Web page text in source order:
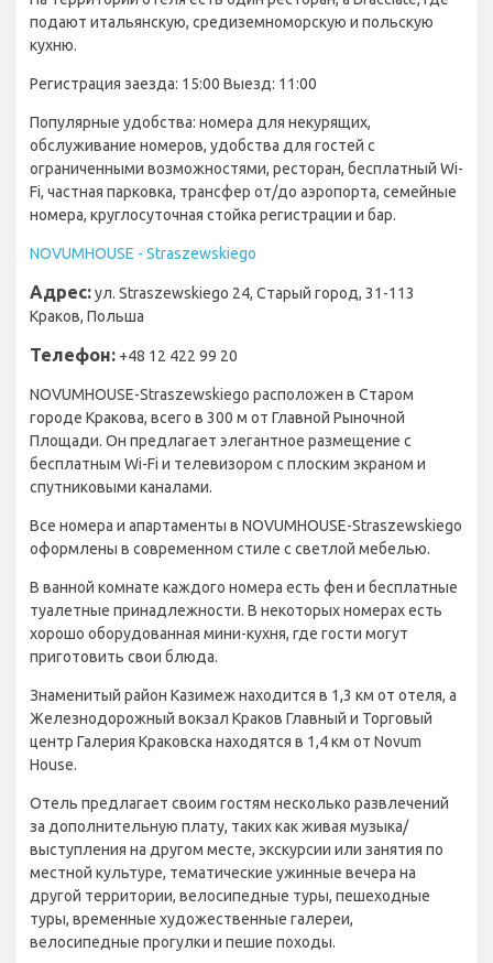
подают итальянскую, средиземноморскую и польскую
кухню.
Регистрация заезда: 15:00 Выезд: 11:00
Популярные удобства: номера для некурящих,
обслуживание номеров, удобства для гостей с
ограниченными возможностями, ресторан, бесплатный Wi-
Fi, частная парковка, трансфер от/до аэропорта, семейные
номера, круглосуточная стойка регистрации и бар.
NOVUMHOUSE - Straszewskiego
Адрес:ул. Straszewskiego 24, Старый город, 31-113
Краков, Польша
Телефон: +48 12 422 99 20
NOVUMHOUSE-Straszewskiego расположен в Старом
городе Кракова, всего в 300 м от Главной Рыночной
Площади. Он предлагает элегантное размещение с
бесплатным Wi-Fi и телевизором с плоским экраном и
спутниковыми каналами.
Все номера и апартаменты в NOVUMHOUSE-Straszewskiego
оформлены в современном стиле с светлой мебелью.
В ванной комнате каждого номера есть фен и бесплатные
туалетные принадлежности. В некоторых номерах есть
хорошо оборудованная мини-кухня, где гости могут
приготовить свои блюда.
Знаменитый район Казимеж находится в 1,3 км от отеля, а
Железнодорожный вокзал Краков Главный и Торговый
центр Галерия Краковска находятся в 1,4 км от Novum
House.
Отель предлагает своим гостям несколько развлечений
за дополнительную плату, таких как живая музыка/
выступления на другом месте, экскурсии или занятия по
местной культуре, тематические ужинные вечера на
другой территории, велосипедные туры, пешеходные
туры, временные художественные галереи,
велосипедные прогулки и пешие походы.